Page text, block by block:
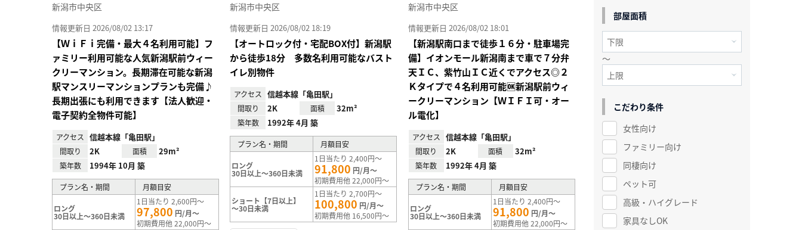
新潟市中央区
情報更新日 2026/08/02 13:17
【ＷｉＦｉ完備・最大４名利用可能】フ
ァミリー利用可能な人気新潟駅前ウィー
クリーマンション。長期滞在可能な新潟
駅マンスリーマンションプランも完備♪
長期出張にも利用できます【法人歓迎・
電子契約全物件可能】
アクセス 信越本線「亀田駅」
間取り 2K 面積 29m²
築年数 1994年 10月 築
プラン名・期間 月額目安
ロング
30日以上～360日未満
1日当たり 2,600円～
97,800 円/月～
初期費用他 22,000円～
新潟市中央区
情報更新日 2026/08/02 18:19
【オートロック付・宅配BOX付】新潟駅
から徒歩18分 多数名利用可能なバスト
イレ別物件
アクセス 信越本線「亀田駅」
間取り 2K 面積 32m²
築年数 1992年 4月 築
プラン名・期間 月額目安
ロング
30日以上～360日未満
1日当たり 2,400円～
91,800 円/月～
初期費用他 22,000円～
ショート【7日以上】
～30日未満
1日当たり 2,700円～
100,800 円/月～
初期費用他 16,500円～
新潟市中央区
情報更新日 2026/08/02 18:01
【新潟駅南口まで徒歩１６分・駐車場完
備】イオンモール新潟南まで車で７分弁
天ＩＣ、紫竹山ＩＣ近くでアクセス◎２
Ｋタイプで４名利用可能🆗新潟駅前ウィ
ークリーマンション【ＷＩＦＩ可・オー
ル電化】
アクセス 信越本線「亀田駅」
間取り 2K 面積 32m²
築年数 1992年 4月 築
プラン名・期間 月額目安
ロング
30日以上～360日未満
1日当たり 2,400円～
91,800 円/月～
初期費用他 22,000円～
部屋面積
～
こだわり条件
女性向け
ファミリー向け
同棲向け
ペット可
高級・ハイグレード
家具なしOK